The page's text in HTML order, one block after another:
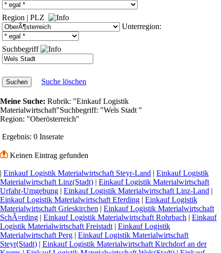
Region | PLZ
Unterregion:
Suchbegriff
Suche löschen
Meine Suche: Rubrik: "Einkauf Logistik
Materialwirtschaft"Suchbegriff: "Wels Stadt "
Region: "Oberösterreich"
Ergebnis: 0 Inserate
Keinen Eintrag gefunden
| Einkauf Logistik Materialwirtschaft Steyr-Land | Einkauf Logistik
Materialwirtschaft Linz(Stadt) | Einkauf Logistik Materialwirtschaft
Urfahr-Umgebung | Einkauf Logistik Materialwirtschaft Linz-Land |
Einkauf Logistik Materialwirtschaft Eferding | Einkauf Logistik
Materialwirtschaft Grieskirchen | Einkauf Logistik Materialwirtschaft
SchÃ¤rding | Einkauf Logistik Materialwirtschaft Rohrbach | Einkauf
Logistik Materialwirtschaft Freistadt | Einkauf Logistik
Materialwirtschaft Perg | Einkauf Logistik Materialwirtschaft
Steyr(Stadt) | Einkauf Logistik Materialwirtschaft Kirchdorf an der